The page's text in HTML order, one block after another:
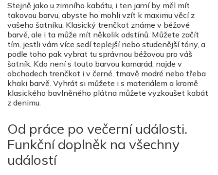
Stejně jako u zimního kabátu, i ten jarní by měl mít
takovou barvu, abyste ho mohli vzít k maximu věcí z
vašeho šatníku. Klasický trenčkot známe v béžové
barvě, ale i ta může mít několik odstínů. Můžete začít
tím, jestli vám více sedí teplejší nebo studenější tóny, a
podle toho pak vybrat tu správnou béžovou pro váš
šatník. Kdo není s touto barvou kamarád, najde v
obchodech trenčkot i v černé, tmavě modré nebo třeba
khaki barvě. Vyhrát si můžete i s materiálem a kromě
klasického bavlněného plátna můžete vyzkoušet kabát
z denimu.
Od práce po večerní události.
Funkční doplněk na všechny
událostí